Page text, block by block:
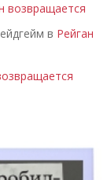
возвращается
в Рейган